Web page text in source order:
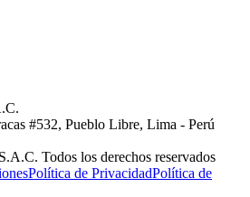
#532, Pueblo Libre, Lima - Perú
Todos los derechos reservados
Política de PrivacidadPolítica de